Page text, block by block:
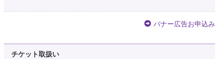
バナー広告お申込み
チケット取扱い